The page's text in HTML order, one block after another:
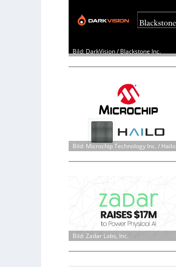
Bild: DarkVision / Blackstone Inc.
Bild: Microchip Technology Inc. / Hailo
Bild: Zadar Labs, Inc.